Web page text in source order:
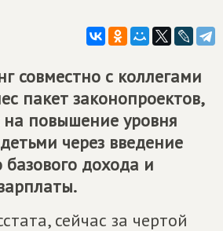
совместно с коллегами
пакет законопроектов,
повышение уровня
через введение
базового дохода и
сейчас за чертой